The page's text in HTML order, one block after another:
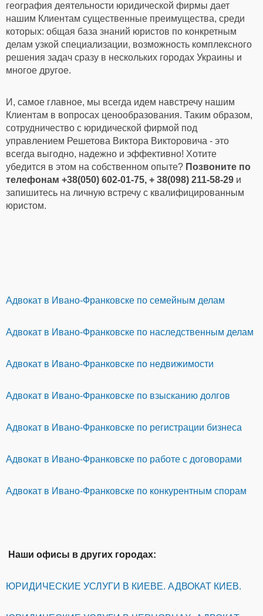
география деятельности юридической фирмы дает
нашим Клиентам существенные преимущества, среди
которых: общая база знаний юристов по конкретным
делам узкой специализации, возможность комплексного
решения задач сразу в нескольких городах Украины и
многое другое.
И, самое главное, мы всегда идем навстречу нашим
Клиентам в вопросах ценообразования. Таким образом,
сотрудничество с юридической фирмой под
управлением Решетова Виктора Викторовича - это
всегда выгодно, надежно и эффективно! Хотите
убедится в этом на собственном опыте? Позвоните по
телефонам +38(050) 602-01-75, + 38(098) 211-58-29 и
запишитесь на личную встречу с квалифицированным
юристом.
Адвокат в Ивано-Франковске по семейным делам
Адвокат в Ивано-Франковске по наследственным делам
Адвокат в Ивано-Франковске по недвижимости
Адвокат в Ивано-Франковске по взысканию долгов
Адвокат в Ивано-Франковске по регистрации бизнеса
Адвокат в Ивано-Франковске по работе с договорами
Адвокат в Ивано-Франковске по конкурентным спорам
Наши офисы в других городах:
ЮРИДИЧЕСКИЕ УСЛУГИ В КИЕВЕ. АДВОКАТ КИЕВ.